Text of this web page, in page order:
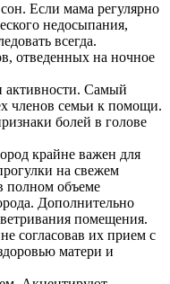
Если мама регулярно
недосыпания,
всегда.
отведенных на ночное
активности. Самый
членов семьи к помощи.
болей в голове
крайне важен для
на свежем
полном объеме
Дополнительно
помещения.
согласовав их прием с
матери и